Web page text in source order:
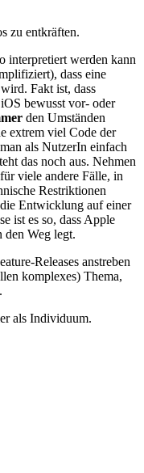
zu entkräften.
interpretiert werden kann
dass eine
Fakt ist, dass
bewusst vor- oder
den Umständen
extrem viel Code der
als NutzerIn einfach
das noch aus. Nehmen
viele andere Fälle, in
Restriktionen
Entwicklung auf einer
ist es so, dass Apple
den Weg legt.
Releases anstreben
komplexes) Thema,
als Individuum.